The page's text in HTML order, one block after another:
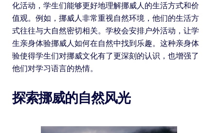
化活动，学生们能够更好地理解挪威人的生活方式和价
值观。例如，挪威人非常重视自然环境，他们的生活方
式往往与大自然密切相关。学校会安排户外活动，让学
生亲身体验挪威人如何在自然中找到乐趣。这种亲身体
验使得学生们对挪威文化有了更深刻的认识，也增强了
他们对学习语言的热情。
探索挪威的自然风光